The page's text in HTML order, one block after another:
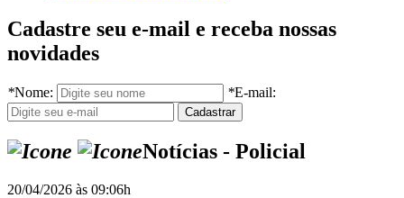
Cadastre seu e-mail e receba nossas
novidades
*Nome: *E-mail:
Notícias - Policial
20/04/2026 às 09:06h